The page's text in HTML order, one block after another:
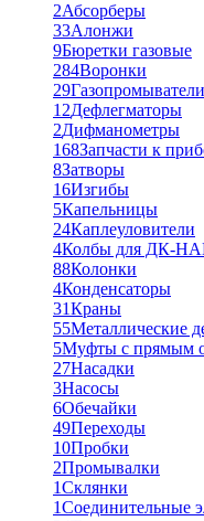
2Абсорберы
33Алонжи
9Бюретки газовые
284Воронки
29Газопромыватели
12Дефлегматоры
2Дифманометры
168Запчасти к
8Затворы
16Изгибы
5Капельницы
24Каплеуловители
4Колбы для ДК-
88Колонки
4Конденсаторы
31Краны
55Металлические
5Муфты с прямым
27Насадки
3Насосы
6Обечайки
49Переходы
10Пробки
2Промывалки
1Склянки
1Соединительные